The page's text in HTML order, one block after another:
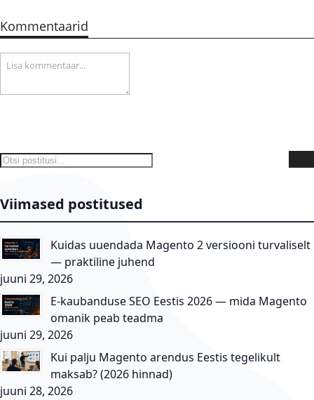
Kommentaarid
Otsi
Viimased postitused
Kuidas uuendada Magento 2 versiooni turvaliselt
— praktiline juhend
juuni 29, 2026
E-kaubanduse SEO Eestis 2026 — mida Magento
omanik peab teadma
juuni 29, 2026
Kui palju Magento arendus Eestis tegelikult
maksab? (2026 hinnad)
juuni 28, 2026